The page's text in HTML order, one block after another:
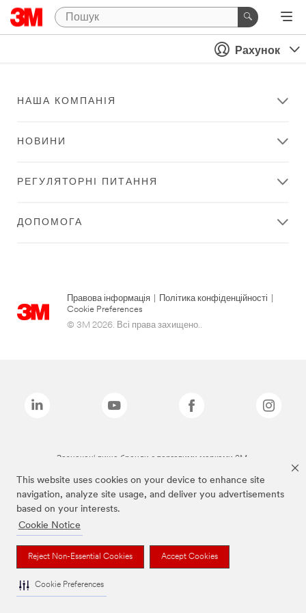
This website uses cookies on your device to enhance site
navigation, analyze site usage, and deliver you advertisements
based on your interests.
Cookie Notice
Reject Non-Essential Cookies Accept Cookies
Cookie Preferences
Рахунок
НАША КОМПАНІЯ
НОВИНИ
РЕГУЛЯТОРНІ ПИТАННЯ
ДОПОМОГА
Правова інформація Політика конфіденційності
Cookie Preferences
© 3M 2026. Всі права захищено..
Зазначені вище бренди є торговими марками 3M.